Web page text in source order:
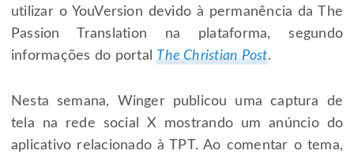
utilizar o YouVersion devido à permanência da The
Passion Translation na plataforma, segundo
informações do portalThe Christian Post.
Nesta semana, Winger publicou uma captura de
tela na rede social X mostrando um anúncio do
aplicativo relacionado à TPT. Ao comentar o tema,